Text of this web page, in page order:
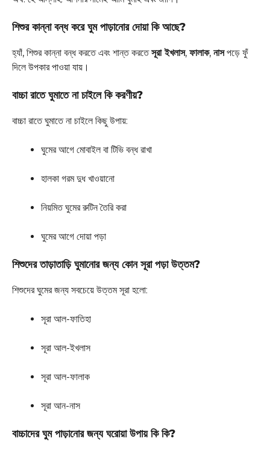
শিশুর কান্না বন্ধ করে ঘুম পাড়ানোর দোয়া কি আছে?
হ্যাঁ, শিশুর কান্না বন্ধ করতে এবং শান্ত করতেসূরা ইখলাস, ফালাক, নাসপড়ে ফুঁ
দিলে উপকার পাওয়া যায়।
বাচ্চা রাতে ঘুমাতে না চাইলে কি করণীয়?
বাচ্চা রাতে ঘুমাতে না চাইলে কিছু উপায়:
ঘুমের আগে মোবাইল বা টিভি বন্ধ রাখা
হালকা গরম দুধ খাওয়ানো
নিয়মিত ঘুমের রুটিন তৈরি করা
ঘুমের আগে দোয়া পড়া
শিশুদের তাড়াতাড়ি ঘুমানোর জন্য কোন সূরা পড়া উত্তম?
শিশুদের ঘুমের জন্য সবচেয়ে উত্তম সূরা হলো:
সূরা আল-ফাতিহা
সূরা আল-ইখলাস
সূরা আল-ফালাক
সূরা আন-নাস
বাচ্চাদের ঘুম পাড়ানোর জন্য ঘরোয়া উপায় কি কি?